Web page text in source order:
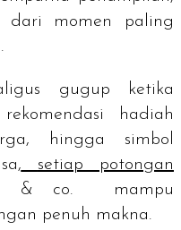
momen paling
gugup ketika
hadiah
hingga simbol
setiap potongan
& co. mampu
penuh makna.